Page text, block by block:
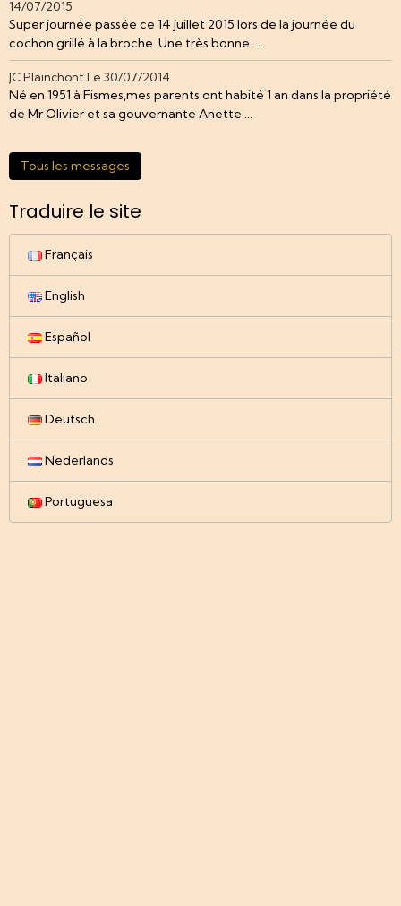
14/07/2015
Super journée passée ce 14 juillet 2015 lors de la journée du
cochon grillé à la broche. Une très bonne ...
JC Plainchont Le 30/07/2014
Né en 1951 à Fismes,mes parents ont habité 1 an dans la propriété
de Mr Olivier et sa gouvernante Anette ...
Tous les messages
Traduire le site
Français
English
Español
Italiano
Deutsch
Nederlands
Portuguesa